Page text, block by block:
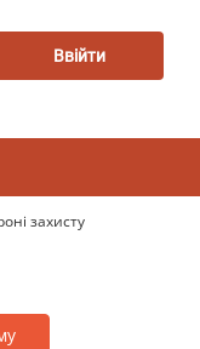
Ввійти
захисту